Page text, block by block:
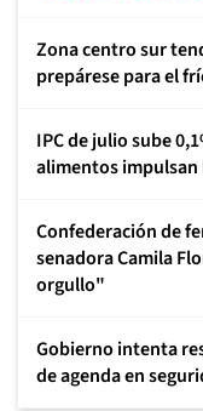
Zona centro sur
prepárese para el
IPC de julio sube
alimentos impulsan
Confederación de
senadora Camila
orgullo"
Gobierno intenta
de agenda en